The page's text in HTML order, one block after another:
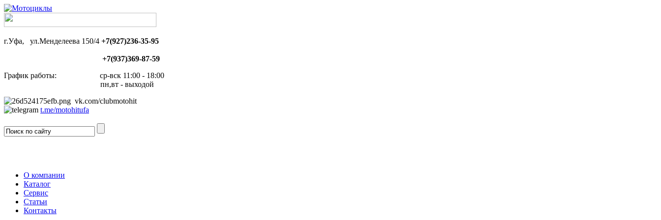
г.Уфа, ул.Менделеева 150/4 +7(927)236-35-95
+7(937)369-87-59
График работы: ср-вск 11:00 - 18:00
пн,вт - выходой
vk.com/clubmotohit
t.me/motohitufa
О компании
Каталог
Сервис
Статьи
Контакты